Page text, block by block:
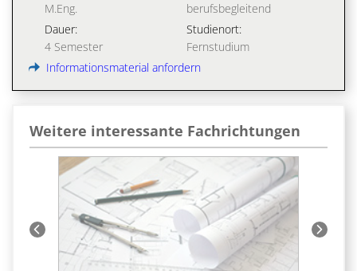
M.Eng.
berufsbegleitend
Dauer:
4 Semester
Studienort:
Fernstudium
Informationsmaterial anfordern
Weitere interessante Fachrichtungen